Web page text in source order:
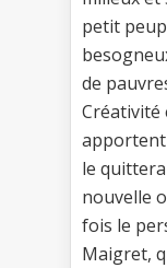
petit
de
Créativité
apportent
le
nouvelle
fois le
Maigret,